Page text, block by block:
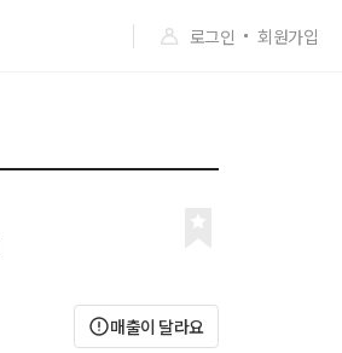
로그인 회원가입
매출이 달라요